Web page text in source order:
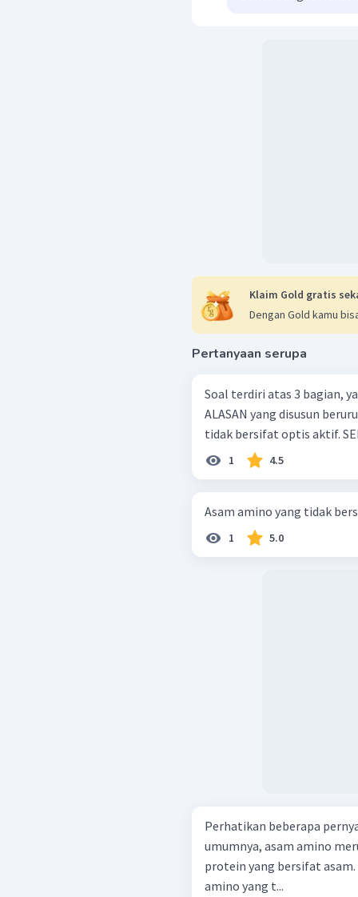
Klaim Gold gratis
Dengan Gold kamu
Pertanyaan serupa
Soal terdiri atas 3 bagian,
ALASAN yang disusun berurutan. Alanin merupakan asam
1 4.5
Asam amino yang tidak
1 5.0
Perhatikan beberapa pernyataan berikut!
umumnya, asam amino
protein yang bersifat asam. Glisin merupakah satu-satunya asam
amino yang t...